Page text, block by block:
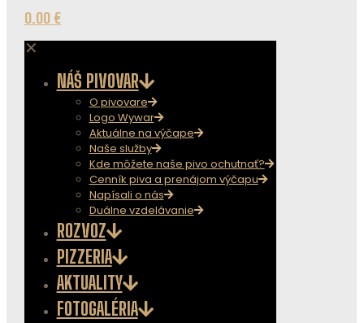
0.00 €
✕
NÁŠ PIVOVAR
O pivovare
Logo Wywar
Aktuálne na výčape
Naše služby
Kde môžete naše pivo ochutnať?
Cenník piva a prenájom výčapu
Napísali o nás
Duálne vzdelávanie
ROZVOZ
PIZZERIA
AKTUALITY
FOTOGALÉRIA